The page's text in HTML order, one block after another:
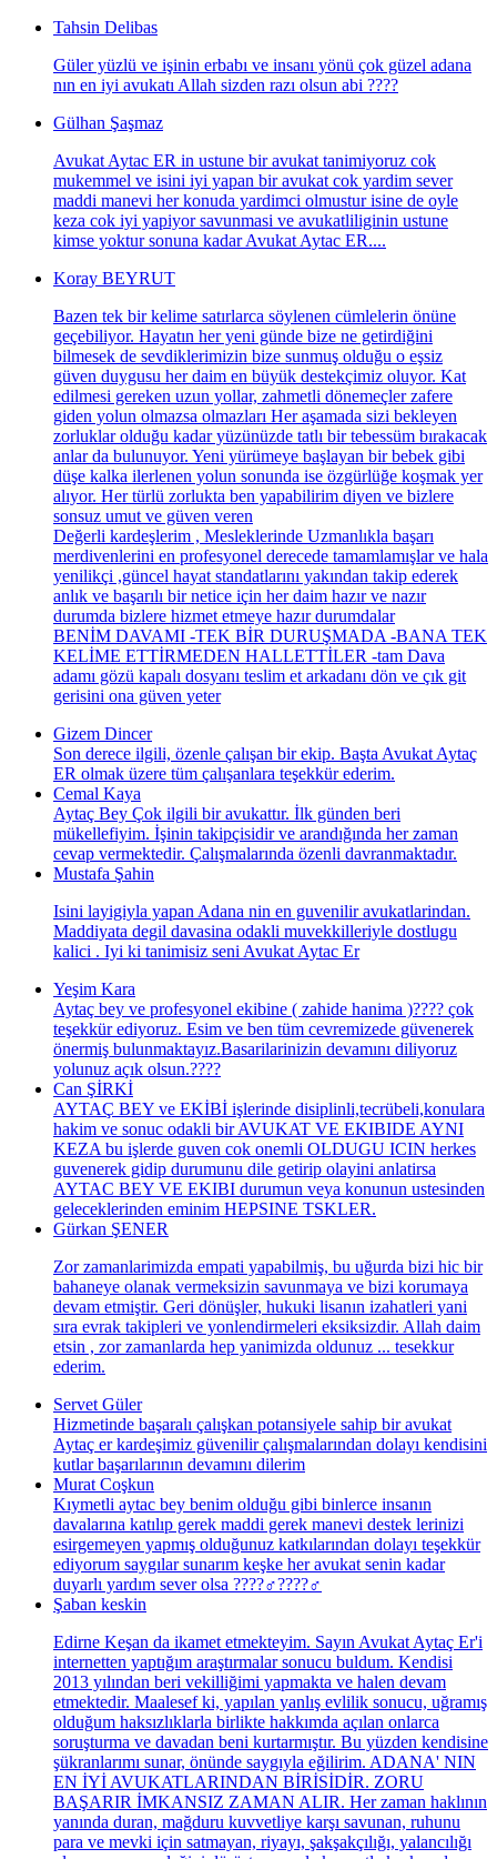
Tahsin Delibas
Güler yüzlü ve işinin erbabı ve insanı yönü çok güzel adana
nın en iyi avukatı Allah sizden razı olsun abi ????
Gülhan Şaşmaz
Avukat Aytac ER in ustune bir avukat tanimiyoruz cok
mukemmel ve isini iyi yapan bir avukat cok yardim sever
maddi manevi her konuda yardimci olmustur isine de oyle
keza cok iyi yapiyor savunmasi ve avukatliliginin ustune
kimse yoktur sonuna kadar Avukat Aytac ER....
Koray BEYRUT
Bazen tek bir kelime satırlarca söylenen cümlelerin önüne
geçebiliyor. Hayatın her yeni günde bize ne getirdiğini
bilmesek de sevdiklerimizin bize sunmuş olduğu o eşsiz
güven duygusu her daim en büyük destekçimiz oluyor. Kat
edilmesi gereken uzun yollar, zahmetli dönemeçler zafere
giden yolun olmazsa olmazları Her aşamada sizi bekleyen
zorluklar olduğu kadar yüzünüzde tatlı bir tebessüm bırakacak
anlar da bulunuyor. Yeni yürümeye başlayan bir bebek gibi
düşe kalka ilerlenen yolun sonunda ise özgürlüğe koşmak yer
alıyor. Her türlü zorlukta ben yapabilirim diyen ve bizlere
sonsuz umut ve güven veren
Değerli kardeşlerim , Mesleklerinde Uzmanlıkla başarı
merdivenlerini en profesyonel derecede tamamlamışlar ve hala
yenilikçi ,güncel hayat standatlarını yakından takip ederek
anlık ve başarılı bir netice için her daim hazır ve nazır
durumda bizlere hizmet etmeye hazır durumdalar
BENİM DAVAMI -TEK BİR DURUŞMADA -BANA TEK
KELİME ETTİRMEDEN HALLETTİLER -tam Dava
adamı gözü kapalı dosyanı teslim et arkadanı dön ve çık git
gerisini ona güven yeter
Gizem Dincer
Son derece ilgili, özenle çalışan bir ekip. Başta Avukat Aytaç
ER olmak üzere tüm çalışanlara teşekkür ederim.
Cemal Kaya
Aytaç Bey Çok ilgili bir avukattır. İlk günden beri
mükellefiyim. İşinin takipçisidir ve arandığında her zaman
cevap vermektedir. Çalışmalarında özenli davranmaktadır.
Mustafa Şahin
Isini layigiyla yapan Adana nin en guvenilir avukatlarindan.
Maddiyata degil davasina odakli muvekkilleriyle dostlugu
kalici . Iyi ki tanimisiz seni Avukat Aytac Er
Yeşim Kara
Aytaç bey ve profesyonel ekibine ( zahide hanima )???? çok
teşekkür ediyoruz. Esim ve ben tüm cevremizede güvenerek
önermiş bulunmaktayız.Basarilarinizin devamını diliyoruz
yolunuz açık olsun.????
Can ŞİRKİ
AYTAÇ BEY ve EKİBİ işlerinde disiplinli,tecrübeli,konulara
hakim ve sonuc odakli bir AVUKAT VE EKIBIDE AYNI
KEZA bu işlerde guven cok onemli OLDUGU ICIN herkes
guvenerek gidip durumunu dile getirip olayini anlatirsa
AYTAC BEY VE EKIBI durumun veya konunun ustesinden
geleceklerinden eminim HEPSINE TSKLER.
Gürkan ŞENER
Zor zamanlarimizda empati yapabilmiş, bu uğurda bizi hic bir
bahaneye olanak vermeksizin savunmaya ve bizi korumaya
devam etmiştir. Geri dönüşler, hukuki lisanın izahatleri yani
sıra evrak takipleri ve yonlendirmeleri eksiksizdir. Allah daim
etsin , zor zamanlarda hep yanimizda oldunuz ... tesekkur
ederim.
Servet Güler
Hizmetinde başaralı çalışkan potansiyele sahip bir avukat
Aytaç er kardeşimiz güvenilir çalışmalarından dolayı kendisini
kutlar başarılarının devamını dilerim
Murat Coşkun
Kıymetli aytac bey benim olduğu gibi binlerce insanın
davalarına katılıp gerek maddi gerek manevi destek lerinizi
esirgemeyen yapmış olduğunuz katkılarından dolayı teşekkür
ediyorum saygılar sunarım keşke her avukat senin kadar
duyarlı yardım sever olsa ????‍♂️????‍♂️
Şaban keskin
Edirne Keşan da ikamet etmekteyim. Sayın Avukat Aytaç Er'i
internetten yaptığım araştırmalar sonucu buldum. Kendisi
2013 yılından beri vekilliğimi yapmakta ve halen devam
etmektedir. Maalesef ki, yapılan yanlış evlilik sonucu, uğramış
olduğum haksızlıklarla birlikte hakkımda açılan onlarca
soruşturma ve davadan beni kurtarmıştır. Bu yüzden kendisine
şükranlarımı sunar, önünde saygıyla eğilirim. ADANA' NIN
EN İYİ AVUKATLARINDAN BİRİSİDİR. ZORU
BAŞARIR İMKANSIZ ZAMAN ALIR. Her zaman haklının
yanında duran, mağduru kuvvetliye karşı savunan, ruhunu
para ve mevki için satmayan, riyayı, şakşakçılığı, yalancılığı